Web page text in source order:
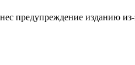
предупреждение изданию из-